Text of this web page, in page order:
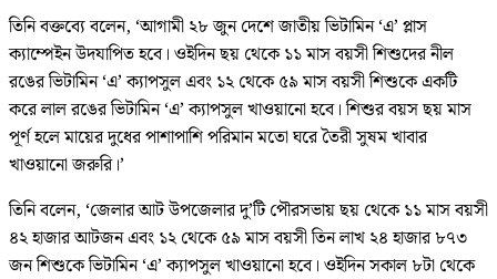
তিনি বক্তব্যে বলেন, ‘আগামী ২৮ জুন দেশে জাতীয় ভিটামিন ‘এ’ প্লাস
ক্যাম্পেইন উদযাপিত হবে। ওইদিন ছয় থেকে ১১ মাস বয়সী শিশুদের নীল
রঙের ভিটামিন ‘এ’ ক্যাপসুল এবং ১২ থেকে ৫৯ মাস বয়সী শিশুকে একটি
করে লাল রঙের ভিটামিন ‘এ’ ক্যাপসুল খাওয়ানো হবে। শিশুর বয়স ছয় মাস
পূর্ণ হলে মায়ের দুধের পাশাপাশি পরিমান মতো ঘরে তৈরী সুষম খাবার
খাওয়ানো জরুরি।’
তিনি বলেন, ‘জেলার আট উপজেলার দু’টি পৌরসভায় ছয় থেকে ১১ মাস বয়সী
৪২ হাজার আটজন এবং ১২ থেকে ৫৯ মাস বয়সী তিন লাখ ২৪ হাজার ৮৭৩
জন শিশুকে ভিটামিন ‘এ’ ক্যাপসুল খাওয়ানো হবে। ওইদিন সকাল ৮টা থেকে